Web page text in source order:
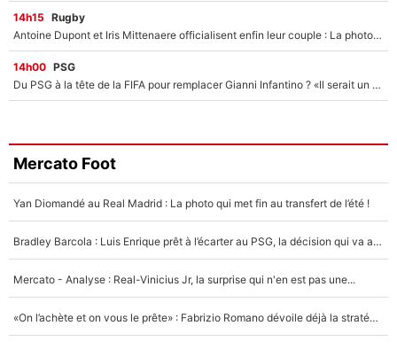
14h15 Rugby
Antoine Dupont et Iris Mittenaere officialisent enfin leur couple : La photo qui enflamme les réseaux sociaux
14h00 PSG
Du PSG à la tête de la FIFA pour remplacer Gianni Infantino ? «Il serait un mauvais président», le patron de la Liga s'attaque à Nasser Al-Khelaïfi !
Mercato Foot
Yan Diomandé au Real Madrid : La photo qui met fin au transfert de l’été !
Bradley Barcola : Luis Enrique prêt à l’écarter au PSG, la décision qui va accélérer son transfert à Liverpool ?
Mercato - Analyse : Real-Vinicius Jr, la surprise qui n'en est pas une...
«On l’achète et on vous le prête» : Fabrizio Romano dévoile déjà la stratégie du PSG avec le transfert de Zion Suzuki !